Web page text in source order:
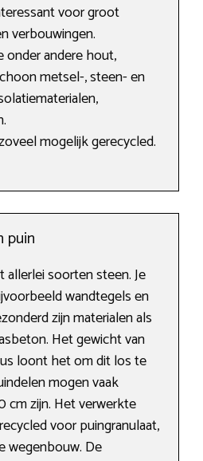
voor groot
verbouwingen.
onder andere hout,
metsel-, steen- en
mogelijk gerecycled.
puin
soorten steen. Je
wandtegels en
zijn materialen als
Het gewicht van
loont het om dit los te
mogen vaak
cm zijn. Het verwerkte
voor puingranulaat,
wegenbouw. De